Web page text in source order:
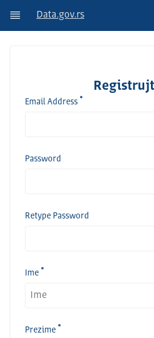
Data.gov.rs
Email Address
Password
Retype Password
Ime
Prezime